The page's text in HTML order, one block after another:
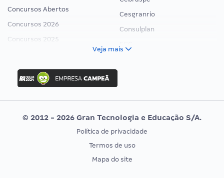
Concursos Abertos
Concursos 2026
Concursos 2025
Concurso Ibama
Concurso MPU
Editais publicados
Cesgranrio
Consulplan
Vunesp
CONCURSOS POR PROFISSÃO
EXAME DE ORDEM
Veja mais
© 2012 - 2026 Gran Tecnologia e Educação S/A.
Política de privacidade
Termos de uso
Mapa do site